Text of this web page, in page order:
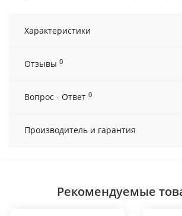
Характеристики
Отзывы 0
Вопрос - Ответ 0
Производитель и гарантия
Рекомендуемые